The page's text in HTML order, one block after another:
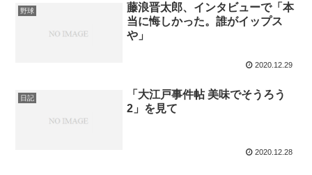
野球
藤浪晋太郎、インタビューで「本
当に悔しかった。誰がイップス
や」
2020.12.29
日記
「大江戸事件帖 美味でそうろう
2」を見て
2020.12.28